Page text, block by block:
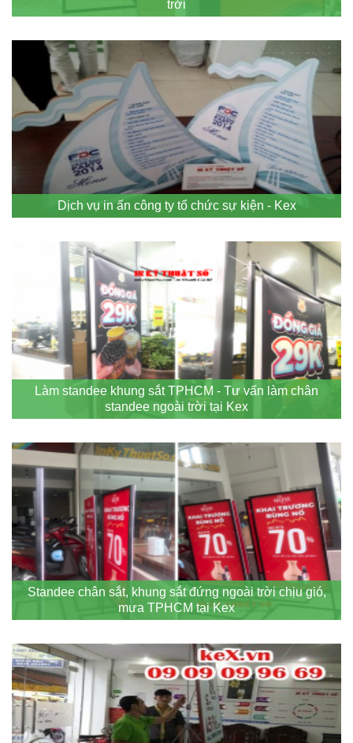
trời
Dịch vụ in ấn công ty tổ chức sự kiện - Kex
Làm standee khung sắt TPHCM - Tư vấn làm chân
standee ngoài trời tại Kex
Standee chân sắt, khung sắt đứng ngoài trời chịu gió,
mưa TPHCM tại Kex